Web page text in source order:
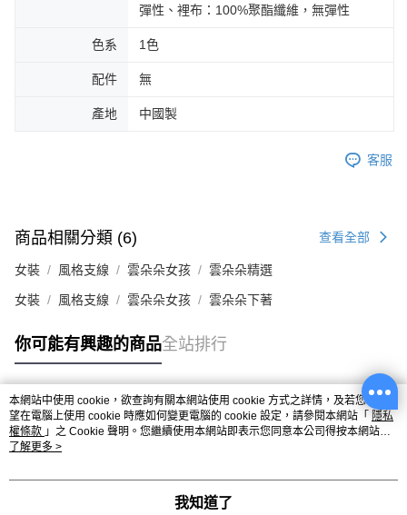
彈性、裡布：100%聚酯纖維，無彈性
色系 1色
配件 無
產地 中國製
客服
商品相關分類 (6) 查看全部
女裝 風格支線 雲朵朵女孩 雲朵朵精選
女裝 風格支線 雲朵朵女孩 雲朵朵下著
你可能有興趣的商品全站排行
熱門標籤
本網站中使用 cookie，欲查詢有關本網站使用 cookie 方式之詳情，及若您不希
望在電腦上使用 cookie 時應如何變更電腦的 cookie 設定，請參閱本網站「 隱私
權條款 」之 Cookie 聲明。您繼續使用本網站即表示您同意本公司得按本網站使
用條款之 Cookie 聲明使用 cookie。
了解更多 >
我知道了